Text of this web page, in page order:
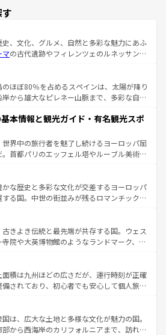
史、文化、グルメ、自然と多彩な魅力にあふ
マの古代遺跡やフィレンツェのルネッサンス
ナの美しい田園風景やアマルフィ海岸の絶
景観も見逃せない。観光の合間には、本場の
ど、絶品のイタリア料理を堪能することも
タリアで、忘れられない旅をしてみよう！
タリア情報は
のほぼ80％を占めるスペインは、太陽が降り
から雄大なピレネー山脈まで、多彩な自然
の国では、情熱的なフラメンコ、熱気あふ
て美味しいタパスが生活の一部となってい
リードの洗練された雰囲気や、バルセロナの
街角から、地方では古代ローマ遺跡や中世
よって風土や気候が異なるスペインはその個
性で訪れる人を魅了する。 なお、新着のスペイン情報は コ
を参照してほしい。
本情報と観光ガイド・有名観光スポ
世界中の旅行者を魅了し続けるヨーロッパ屈
首都パリのエッフェル塔やルーブル美術館
力が詰まっている。華麗な宮殿、歴史的な大
ビーチ、そして豊かな自然が、訪れる者を心
。また、フランスは美食の国としても知ら
ンの発祥地であるランス、プロヴァンスの
ンダー畑など、多彩な楽しみ方が可能だ。さ
外の地域にも魅力が溢れており、どの街角に
運ぶとそれぞれで全く異なる文化を体験で
きるだろう。 なお、新着のフランス情報はコンテンツ一覧
い。
かな歴史と多彩な文化が交差するヨーロッパ
する国。中世の街並みが残るロマンチック街
は、どこを歩いても飽きることがない。ベ
的活気、バイエルン州のアルプスの絶景、そ
沿いのワイン畑といった風景は必見。ビール
にはぜひ体験してほしい。 なお、新着の
コンテンツ一覧を参照してほしい。
古きよき伝統と最先端が共存する国。ウェス
寺院や大英博物館のようなランドマーク、歴
る魅力がある。また、優雅なアフタヌーン
ル好きにはたまらない英国パブ、サッカー観
だからこそできる体験も豊富。イギリスを旅
してほしい。
面積は九州ほどの広さだが、運行時刻が正確
備されており、初心者でも安心して個人旅行
ま残る町や、スイスならではのユニークな
アルプス観光だけでなく町歩きも満喫する
。国民の所得が高いため物価も高いが、旅行
は、広大な土地と多様な文化が魅力の国。
部から西海岸のカリフォルニアまで、訪れる